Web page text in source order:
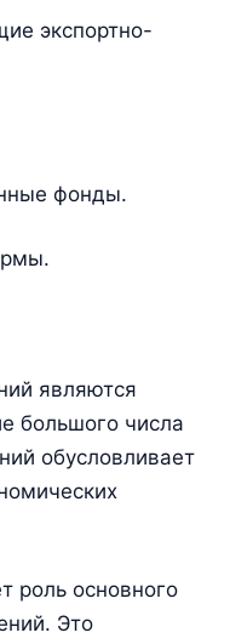
экспортно-
фонды.
являются
большого числа
обусловливает
роль основного
Это